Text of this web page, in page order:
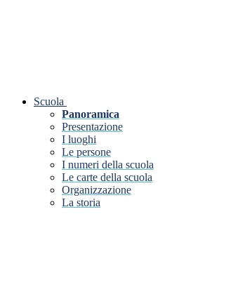
Scuola
Panoramica
Presentazione
I luoghi
Le persone
I numeri della scuola
Le carte della scuola
Organizzazione
La storia